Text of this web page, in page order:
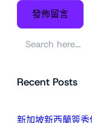
Recent Posts
新加坡新西蘭簽